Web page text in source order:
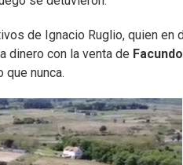
de Ignacio Ruglio, quien en
dinero con la venta de
nunca.